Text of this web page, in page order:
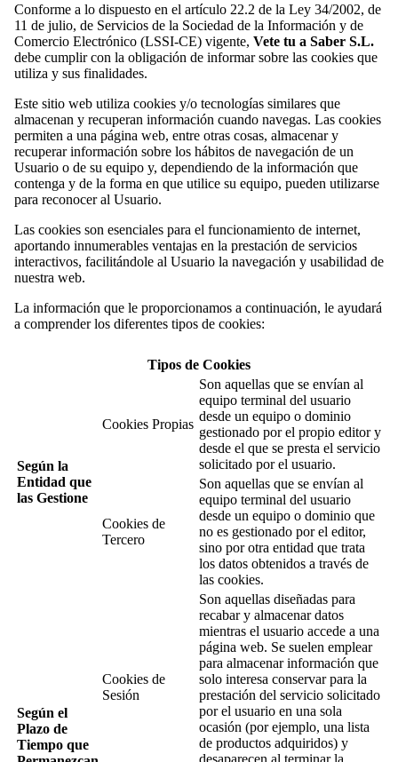
Conforme a lo dispuesto en el artículo 22.2 de la Ley 34/2002, de
11 de julio, de Servicios de la Sociedad de la Información y de
Comercio Electrónico (LSSI-CE) vigente, Vete tu a Saber S.L.
debe cumplir con la obligación de informar sobre las cookies que
utiliza y sus finalidades.
Este sitio web utiliza cookies y/o tecnologías similares que
almacenan y recuperan información cuando navegas. Las cookies
permiten a una página web, entre otras cosas, almacenar y
recuperar información sobre los hábitos de navegación de un
Usuario o de su equipo y, dependiendo de la información que
contenga y de la forma en que utilice su equipo, pueden utilizarse
para reconocer al Usuario.
Las cookies son esenciales para el funcionamiento de internet,
aportando innumerables ventajas en la prestación de servicios
interactivos, facilitándole al Usuario la navegación y usabilidad de
nuestra web.
La información que le proporcionamos a continuación, le ayudará
a comprender los diferentes tipos de cookies:
Tipos de Cookies
Según la
Entidad que
las Gestione
Cookies Propias
Son aquellas que se envían al
equipo terminal del usuario
desde un equipo o dominio
gestionado por el propio editor y
desde el que se presta el servicio
solicitado por el usuario.
Cookies de
Tercero
Son aquellas que se envían al
equipo terminal del usuario
desde un equipo o dominio que
no es gestionado por el editor,
sino por otra entidad que trata
los datos obtenidos a través de
las cookies.
Según el
Plazo de
Tiempo que
Cookies de
Sesión
Son aquellas diseñadas para
recabar y almacenar datos
mientras el usuario accede a una
página web. Se suelen emplear
para almacenar información que
solo interesa conservar para la
prestación del servicio solicitado
por el usuario en una sola
ocasión (por ejemplo, una lista
de productos adquiridos) y